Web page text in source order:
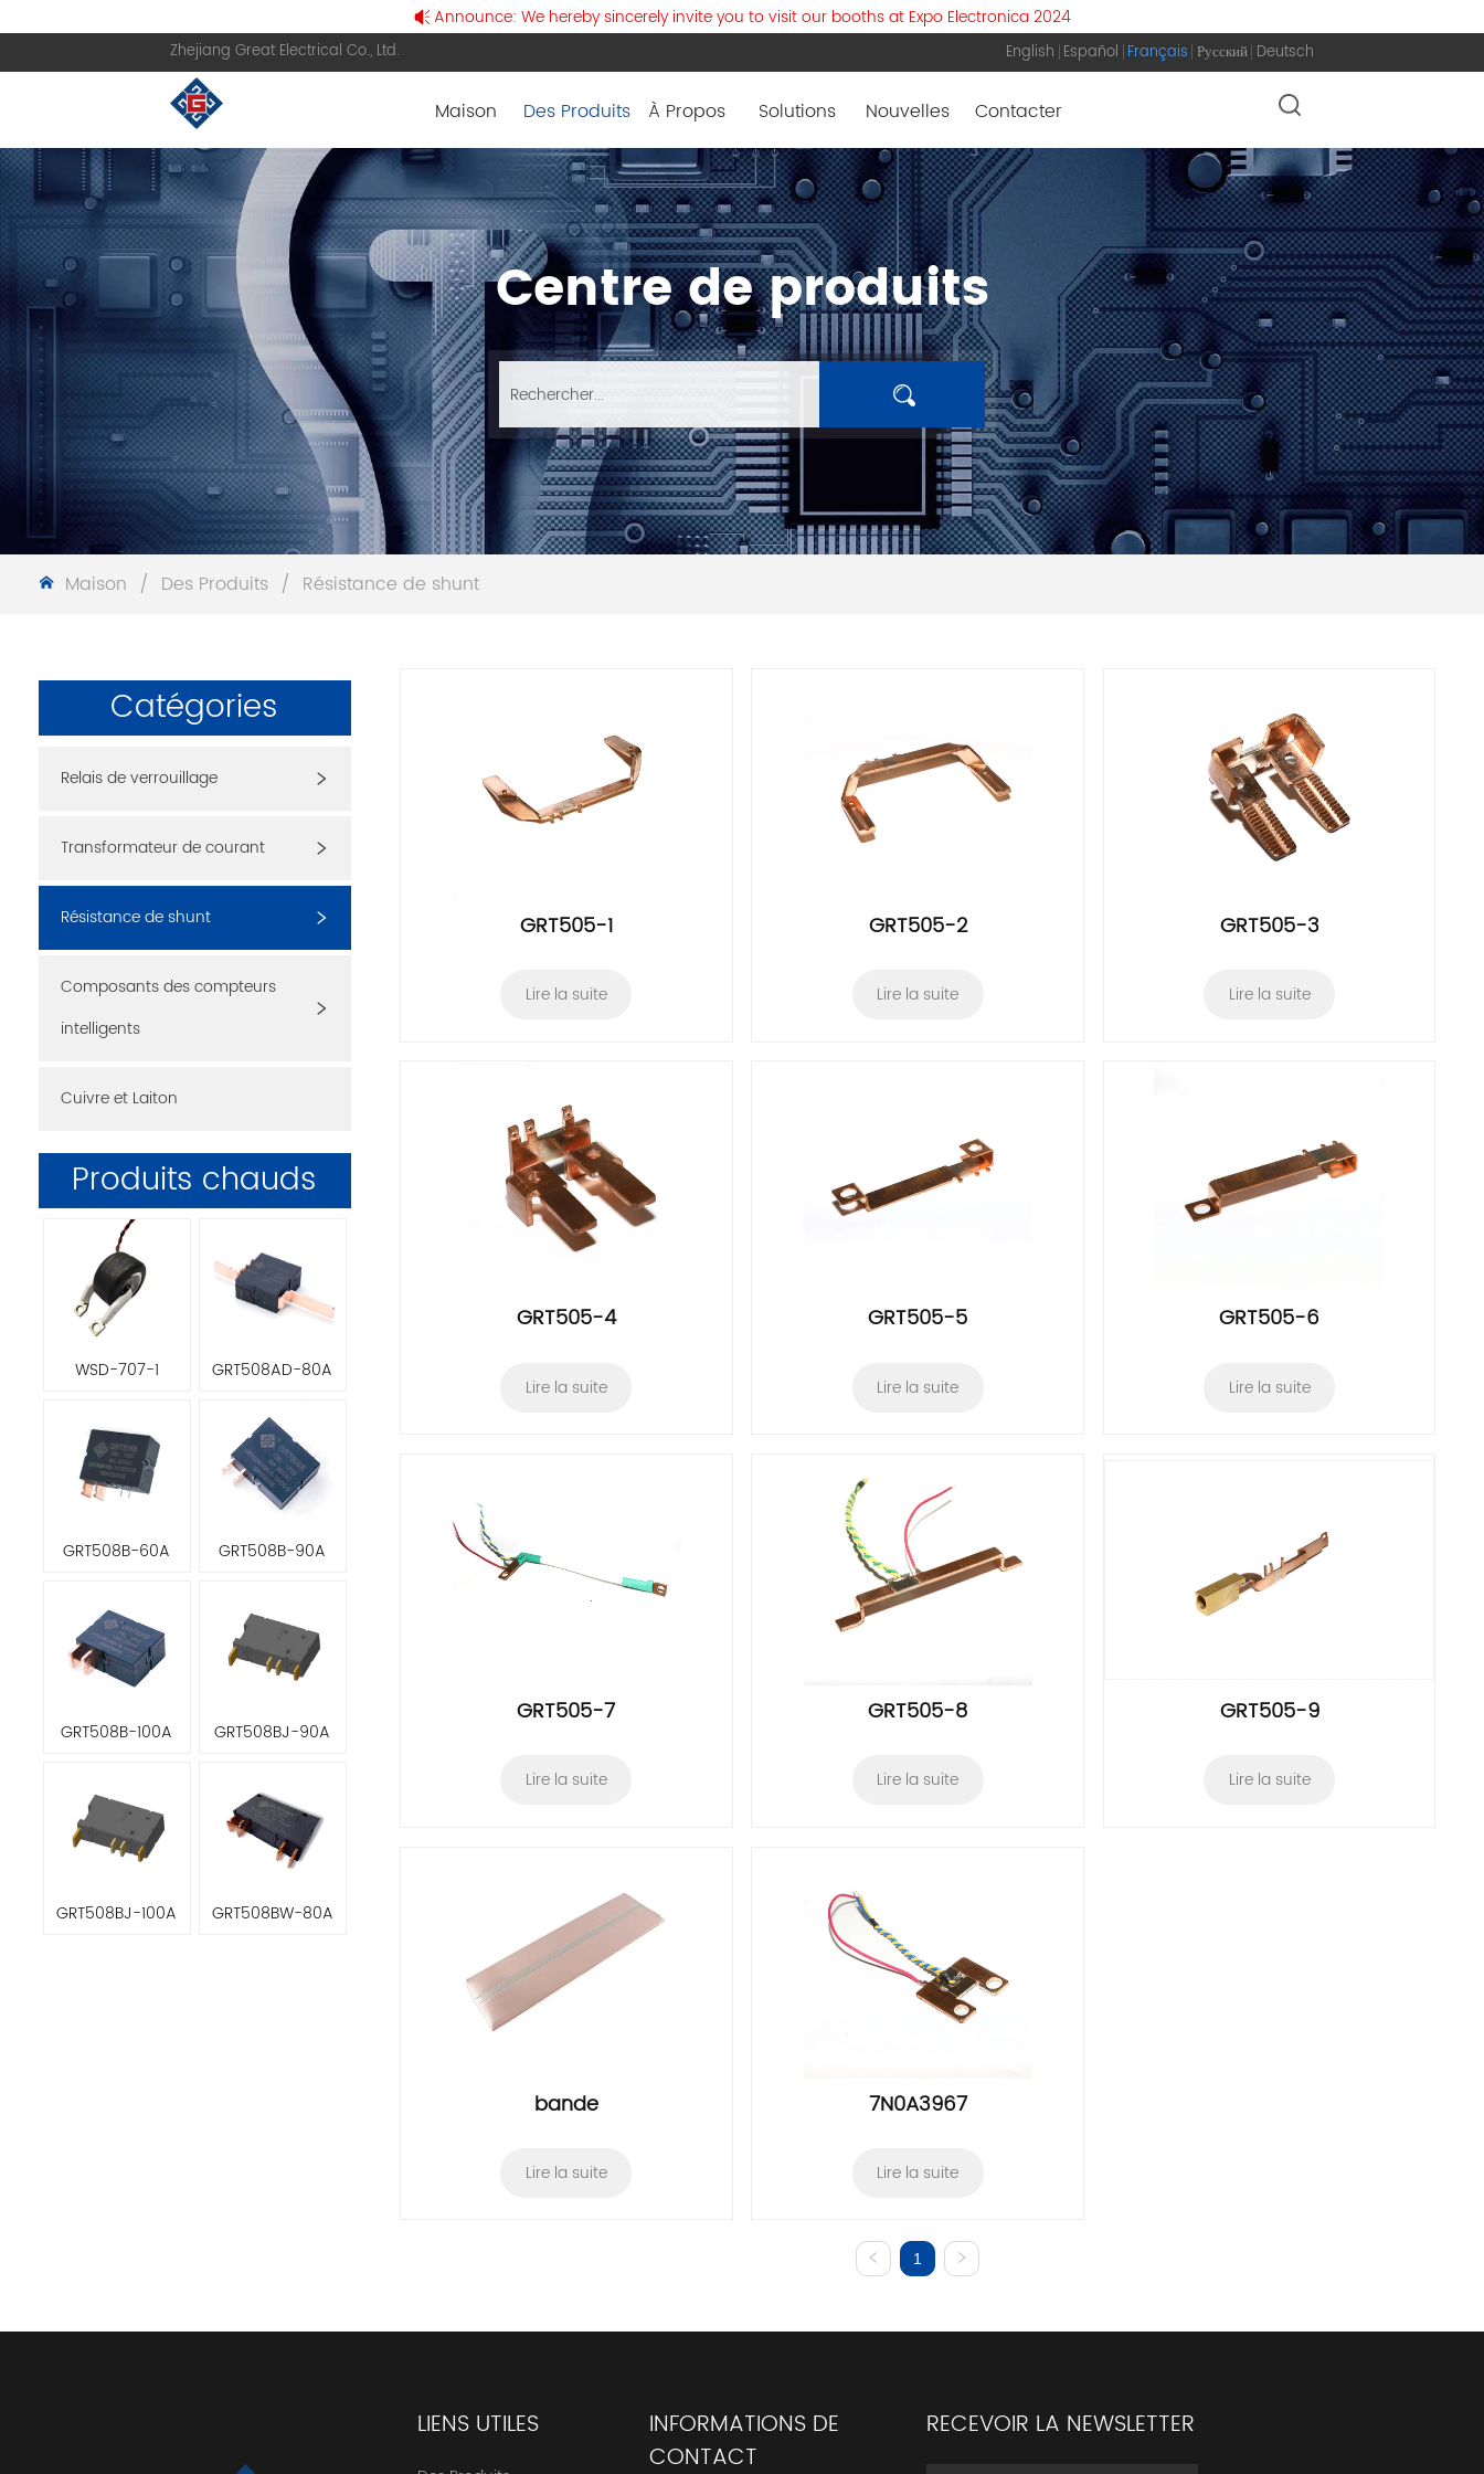
Announce: We hereby sincerely invite you to visit our booths at Expo Electronica 2024
Zhejiang Great Electrical Co., Ltd. English Español Français Русский Deutsch
Maison Des Produits À Propos Solutions Nouvelles Contacter
Centre de produits
Maison / Des Produits / Résistance de shunt
Catégories
Relais de verrouillage
Transformateur de courant
Résistance de shunt
Composants des compteurs
intelligents
Cuivre et Laiton
Produits chauds
WSD-707-1 GRT508AD-80A
GRT508B-60A GRT508B-90A
GRT508B-100A GRT508BJ-90A
GRT508BJ-100A GRT508BW-80A
GRT505-1
Lire la suite
GRT505-2
Lire la suite
GRT505-3
Lire la suite
GRT505-4
Lire la suite
GRT505-5
Lire la suite
GRT505-6
Lire la suite
GRT505-7
Lire la suite
GRT505-8
Lire la suite
GRT505-9
Lire la suite
bande
Lire la suite
7N0A3967
Lire la suite
1
LIENS UTILES
INFORMATIONS DE
CONTACT
RECEVOIR LA NEWSLETTER